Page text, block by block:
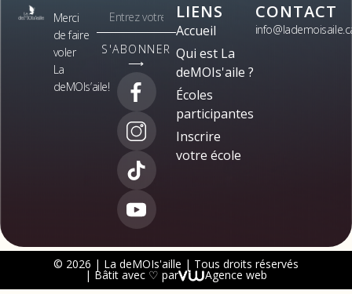
Merci
de faire
voler
La
deMOIs’aile!
S'ABONNER
⟶
LIENS
Accueil
Qui est La
deMOIs'aile ?
Écoles
participantes
Inscrire
votre école
CONTACT
© 2026 | La deMOIs'aille | Tous droits réservés
| Bâtit avec ♡ par Agence web